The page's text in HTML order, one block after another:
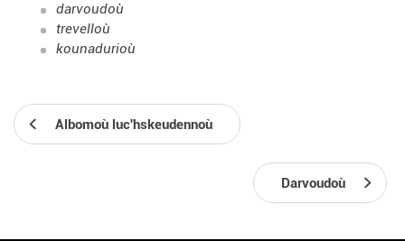
darvoudoù
trevelloù
kounadurioù
Albomoù luc'hskeudennoù
Darvoudoù